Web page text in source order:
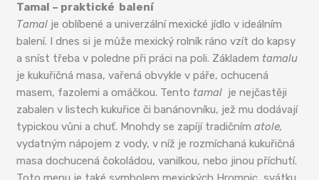
Tamal – praktické balení
Tamal je oblíbené a univerzální mexické jídlo v ideálním
balení. I dnes si je může mexický rolník ráno vzít do kapsy
a sníst třeba v poledne při práci na poli. Základem tamalu
je kukuřičná masa, vařená obvykle v páře, ochucená
masem, fazolemi a omáčkou. Tento tamal je nejčastěji
zabalen v listech kukuřice či banánovníku, jež mu dodávají
typickou vůni a chuť. Mnohdy se zapíjí tradičnímatole,
vydatným nápojem z vody, v níž je rozmíchaná kukuřičná
masa dochucená čokoládou, vanilkou, nebo jinou příchutí.